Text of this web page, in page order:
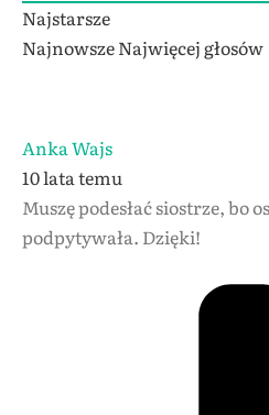
Najstarsze
NajnowszeNajwięcej głosów
Anka Wajs
10 lata temu
Muszę podesłać siostrze, bo
podpytywała. Dzięki!